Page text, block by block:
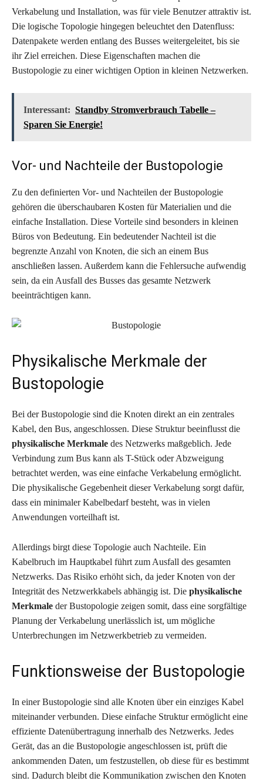
Verkabelung und Installation, was für viele Benutzer attraktiv ist.
Die logische Topologie hingegen beleuchtet den Datenfluss:
Datenpakete werden entlang des Busses weitergeleitet, bis sie
ihr Ziel erreichen. Diese Eigenschaften machen die
Bustopologie zu einer wichtigen Option in kleinen Netzwerken.
Interessant: Standby Stromverbrauch Tabelle –
Sparen Sie Energie!
Vor- und Nachteile der Bustopologie
Zu den definierten Vor- und Nachteilen der Bustopologie
gehören die überschaubaren Kosten für Materialien und die
einfache Installation. Diese Vorteile sind besonders in kleinen
Büros von Bedeutung. Ein bedeutender Nachteil ist die
begrenzte Anzahl von Knoten, die sich an einem Bus
anschließen lassen. Außerdem kann die Fehlersuche aufwendig
sein, da ein Ausfall des Busses das gesamte Netzwerk
beeinträchtigen kann.
Physikalische Merkmale der
Bustopologie
Bei der Bustopologie sind die Knoten direkt an ein zentrales
Kabel, den Bus, angeschlossen. Diese Struktur beeinflusst die
physikalische Merkmale des Netzwerks maßgeblich. Jede
Verbindung zum Bus kann als T-Stück oder Abzweigung
betrachtet werden, was eine einfache Verkabelung ermöglicht.
Die physikalische Gegebenheit dieser Verkabelung sorgt dafür,
dass ein minimaler Kabelbedarf besteht, was in vielen
Anwendungen vorteilhaft ist.
Allerdings birgt diese Topologie auch Nachteile. Ein
Kabelbruch im Hauptkabel führt zum Ausfall des gesamten
Netzwerks. Das Risiko erhöht sich, da jeder Knoten von der
Integrität des Netzwerkkabels abhängig ist. Die physikalische
Merkmale der Bustopologie zeigen somit, dass eine sorgfältige
Planung der Verkabelung unerlässlich ist, um mögliche
Unterbrechungen im Netzwerkbetrieb zu vermeiden.
Funktionsweise der Bustopologie
In einer Bustopologie sind alle Knoten über ein einziges Kabel
miteinander verbunden. Diese einfache Struktur ermöglicht eine
effiziente Datenübertragung innerhalb des Netzwerks. Jedes
Gerät, das an die Bustopologie angeschlossen ist, prüft die
ankommenden Daten, um festzustellen, ob diese für es bestimmt
sind. Dadurch bleibt die Kommunikation zwischen den Knoten